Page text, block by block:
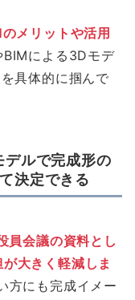
メリットや活用
BIMによる3Dモデ
具体的に掴んで
ルで完成形の
決定できる
員会議の資料とし
大きく軽減しま
方にも完成イメー